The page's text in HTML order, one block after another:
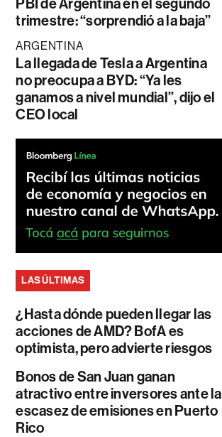
trimestre: “sorprendió a la baja”
ARGENTINA
La llegada de Tesla a Argentina
no preocupa a BYD: “Ya les
ganamos a nivel mundial”, dijo el
CEO local
LAS ÚLTIMAS
¿Hasta dónde pueden llegar las
acciones de AMD? BofA es
optimista, pero advierte riesgos
Bonos de San Juan ganan
atractivo entre inversores ante la
escasez de emisiones en Puerto
Rico